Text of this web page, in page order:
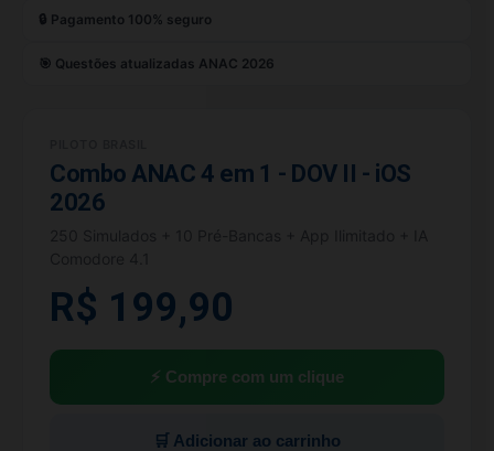
🔒 Pagamento 100% seguro
🎯 Questões atualizadas ANAC 2026
Combo ANAC 4 em 1 - DOV II - iOS
2026
R$ 199,90
⚡ Compre com um clique
🛒 Adicionar ao carrinho